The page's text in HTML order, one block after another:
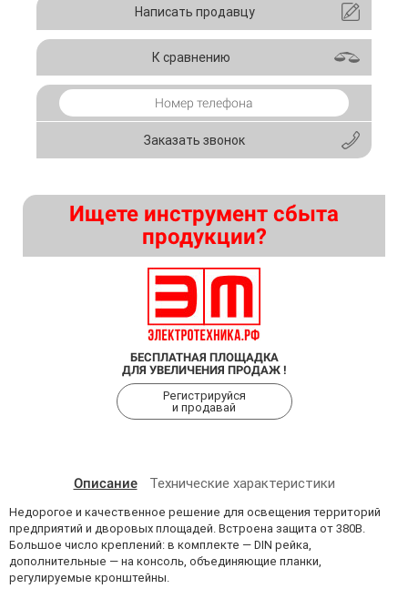
Ищете инструмент сбыта
продукции?
БЕСПЛАТНАЯ ПЛОЩАДКА
ДЛЯ УВЕЛИЧЕНИЯ ПРОДАЖ !
Регистрируйся
и продавай
Написать продавцу
К сравнению
Заказать звонок
Описание Технические характеристики
Недорогое и качественное решение для освещения территорий
предприятий и дворовых площадей. Встроена защита от 380В.
Большое число креплений: в комплекте — DIN рейка,
дополнительные — на консоль, объединяющие планки,
регулируемые кронштейны.